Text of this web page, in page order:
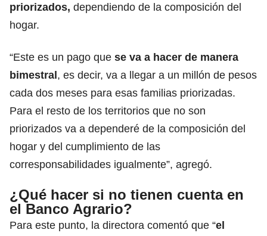
priorizados, dependiendo de la composición del
hogar.
“Este es un pago que se va a hacer de manera
bimestral, es decir, va a llegar a un millón de pesos
cada dos meses para esas familias priorizadas.
Para el resto de los territorios que no son
priorizados va a dependeré de la composición del
hogar y del cumplimiento de las
corresponsabilidades igualmente”, agregó.
¿Qué hacer si no tienen cuenta en
el Banco Agrario?
Para este punto, la directora comentó que “el